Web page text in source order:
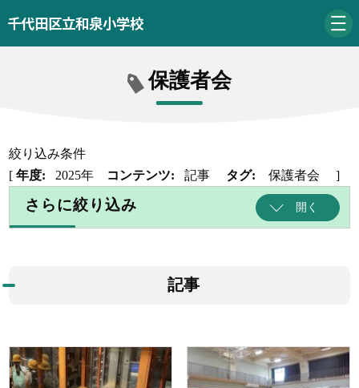
千代田区立和泉小学校
保護者会
絞り込み条件
[年度: 2025年 コンテンツ: 記事 タグ: 保護者会 ]
さらに絞り込み 開く
記事